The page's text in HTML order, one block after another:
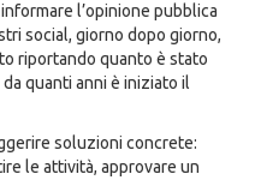
l’opinione pubblica
social, giorno dopo giorno,
riportando quanto è stato
quanti anni è iniziato il
soluzioni concrete:
le attività, approvare un